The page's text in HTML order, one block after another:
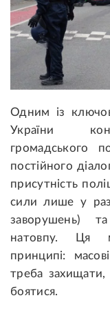
Одним із
України
громадського
постійного
присутність
сили лише у
заворушень)
натовпу. Ця
принципі:
треба захищати,
боятися.